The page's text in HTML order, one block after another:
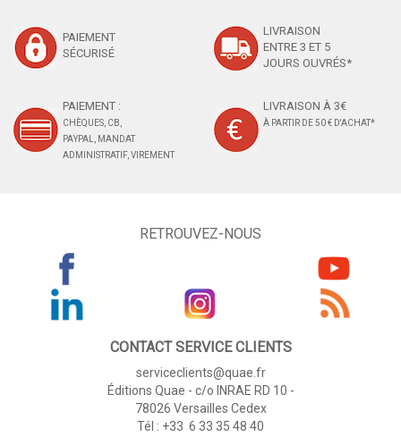
PAIEMENT
SÉCURISÉ
LIVRAISON
ENTRE 3 ET 5
JOURS OUVRÉS*
PAIEMENT :
CHÈQUES, CB,
PAYPAL, MANDAT
ADMINISTRATIF, VIREMENT
LIVRAISON À 3€
À PARTIR DE 50 € D'ACHAT*
RETROUVEZ-NOUS
CONTACT SERVICE CLIENTS
serviceclients@quae.fr
Éditions Quae - c/o INRAE RD 10 -
78026 Versailles Cedex
Tél : +33 6 33 35 48 40